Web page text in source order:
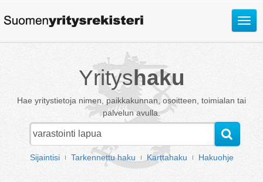
Avaa
Yrityshaku
Hae yritystietoja nimen, paikkakunnan, osoitteen, toimialan tai
palvelun avulla.
Sijaintisi Tarkennettu haku Karttahaku Hakuohje